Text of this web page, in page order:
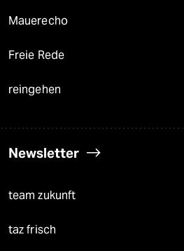
Mauerecho
Freie Rede
reingehen
Newsletter
team zukunft
taz frisch